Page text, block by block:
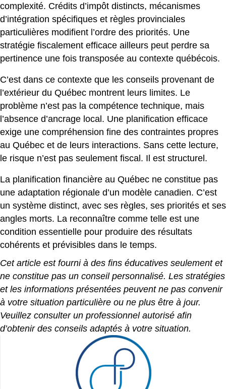
complexité. Crédits d’impôt distincts, mécanismes
d’intégration spécifiques et règles provinciales
particulières modifient l’ordre des priorités. Une
stratégie fiscalement efficace ailleurs peut perdre sa
pertinence une fois transposée au contexte québécois.
C’est dans ce contexte que les conseils provenant de
l’extérieur du Québec montrent leurs limites. Le
problème n’est pas la compétence technique, mais
l’absence d’ancrage local. Une planification efficace
exige une compréhension fine des contraintes propres
au Québec et de leurs interactions. Sans cette lecture,
le risque n’est pas seulement fiscal. Il est structurel.
La planification financière au Québec ne constitue pas
une adaptation régionale d’un modèle canadien. C’est
un système distinct, avec ses règles, ses priorités et ses
angles morts. La reconnaître comme telle est une
condition essentielle pour produire des résultats
cohérents et prévisibles dans le temps.
Cet article est fourni à des fins éducatives seulement et
ne constitue pas un conseil personnalisé. Les stratégies
et les informations présentées peuvent ne pas convenir
à votre situation particulière ou ne plus être à jour.
Veuillez consulter un professionnel autorisé afin
d’obtenir des conseils adaptés à votre situation.